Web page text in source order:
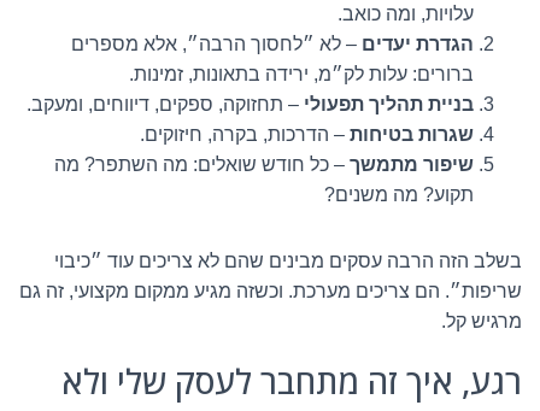
עלויות, ומה כואב.
הגדרת יעדים – לא ״לחסוך הרבה״, אלא מספרים
ברורים: עלות לק״מ, ירידה בתאונות, זמינות.
בניית תהליך תפעולי – תחזוקה, ספקים, דיווחים, ומעקב.
שגרות בטיחות – הדרכות, בקרה, חיזוקים.
שיפור מתמשך – כל חודש שואלים: מה השתפר? מה
תקוע? מה משנים?
בשלב הזה הרבה עסקים מבינים שהם לא צריכים עוד ״כיבוי
שריפות״. הם צריכים מערכת. וכשזה מגיע ממקום מקצועי, זה גם
מרגיש קל.
רגע, איך זה מתחבר לעסק שלי ולא